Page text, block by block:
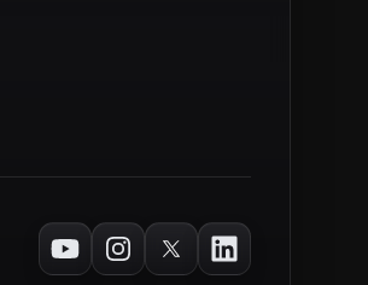
YoutubeInstagramTwitterLinkedIn